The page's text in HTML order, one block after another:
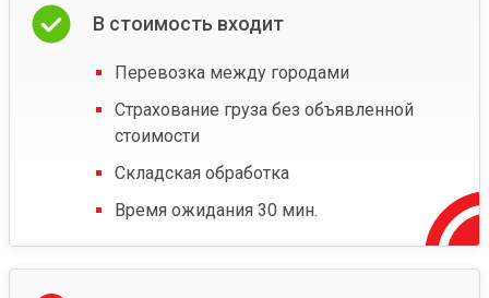
В стоимость входит
Перевозка между городами
Страхование груза без объявленной
стоимости
Складская обработка
Время ожидания 30 мин.